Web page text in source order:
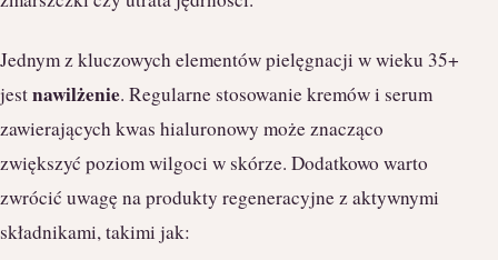
Jednym z kluczowych elementów pielęgnacji w wieku 35+
jestnawilżenie. Regularne stosowanie kremów i serum
zawierających kwas hialuronowy może znacząco
zwiększyć poziom wilgoci w skórze. Dodatkowo warto
zwrócić uwagę na produkty regeneracyjne z aktywnymi
składnikami, takimi jak: